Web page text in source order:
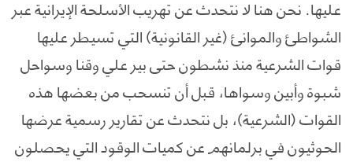
عليها. نحن هنا لا نتحدث عن تهريب الأسلحة الإيرانية عبر
الشواطئ والموانئ (غير القانونية) التي تسيطر عليها
قوات الشرعية منذ نشطون حتى بير علي وقنا وسواحل
شبوة وأبين وسواها، قبل أن تنسحب من بعضها هذه
القوات (الشرعية)، بل نتحدث عن تقارير رسمية عرضها
الحوثيون في برلمانهم عن كميات الوقود التي يحصلون